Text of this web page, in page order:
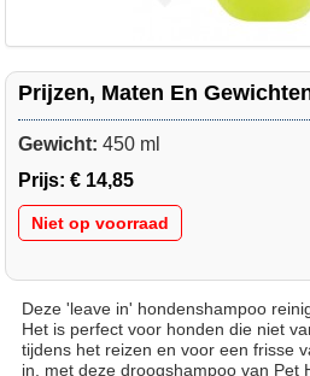
Prijzen, Maten En
Gewicht: 450 ml
Prijs: € 14,85
Niet op voorraad
Deze 'leave in' hondenshampoo
Het is perfect voor honden die niet
tijdens het reizen en voor een frisse
in, met deze droogshampoo van Pet